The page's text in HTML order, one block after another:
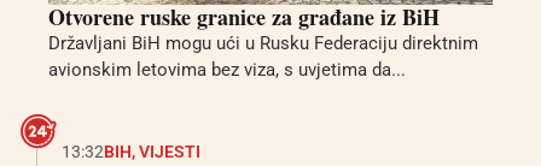
Otvorene ruske granice za građane iz BiH
Državljani BiH mogu ući u Rusku Federaciju direktnim
avionskim letovima bez viza, s uvjetima da...
13:32BIH,VIJESTI